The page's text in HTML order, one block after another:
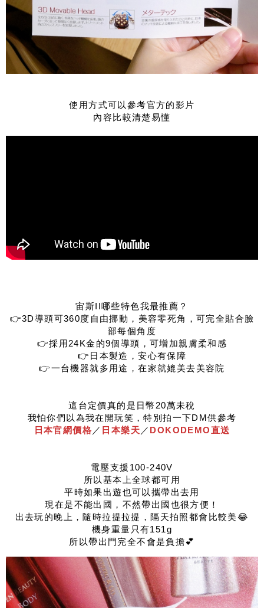
使用方式可以參考官方的影片
內容比較清楚易懂
宙斯II哪些特色我最推薦？
👉3D導頭可360度自由挪動，美容零死角，可完全貼合臉
部每個角度
👉採用24K金的9個導頭，可增加親膚柔和感
👉日本製造，安心有保障
👉一台機器就多用途，在家就媲美去美容院
這台定價真的是日幣20萬未稅
我怕你們以為我在開玩笑，特別拍一下DM供參考
日本官網價格 ／ 日本樂天 ／ DOKODEMO直送
電壓支援100-240V
所以基本上全球都可用
平時如果出遊也可以攜帶出去用
現在是不能出國，不然帶出國也很方便！
出去玩的晚上，隨時拉提拉提，隔天拍照都會比較美😂
機身重量只有151g
所以帶出門完全不會是負擔💕